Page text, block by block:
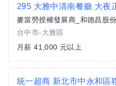
295 大雅中清南餐廳 大夜
麥當勞授權發展商_和德昌股
台中市-大雅區
月薪 41,000 元以上